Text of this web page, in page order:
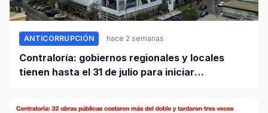
ANTICORRUPCIÓN hace 2 semanas
Contraloría: gobiernos regionales y locales
tienen hasta el 31 de julio para iniciar